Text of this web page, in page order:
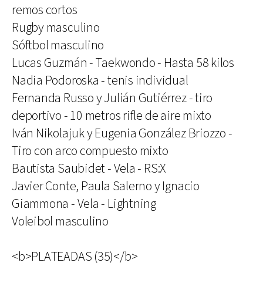
remos cortos
Rugby masculino
Sóftbol masculino
Lucas Guzmán - Taekwondo - Hasta 58 kilos
Nadia Podoroska - tenis individual
Fernanda Russo y Julián Gutiérrez - tiro
deportivo - 10 metros rifle de aire mixto
Iván Nikolajuk y Eugenia González Briozzo -
Tiro con arco compuesto mixto
Bautista Saubidet - Vela - RS:X
Javier Conte, Paula Salerno y Ignacio
Giammona - Vela - Lightning
Voleibol masculino
<b>PLATEADAS (35)</b>